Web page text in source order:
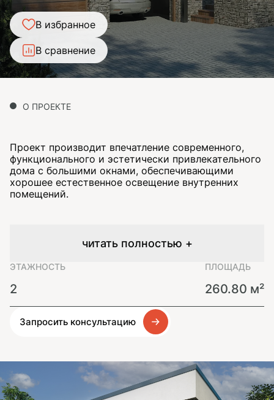
В избранное
В сравнение
О ПРОЕКТЕ
Проект производит впечатление современного,
функционального и эстетически привлекательного
дома с большими окнами, обеспечивающими
хорошее естественное освещение внутренних
помещений.
читать полностью +
ЭТАЖНОСТЬ
2
ПЛОЩАДЬ
260.80 м²
Запросить консультацию